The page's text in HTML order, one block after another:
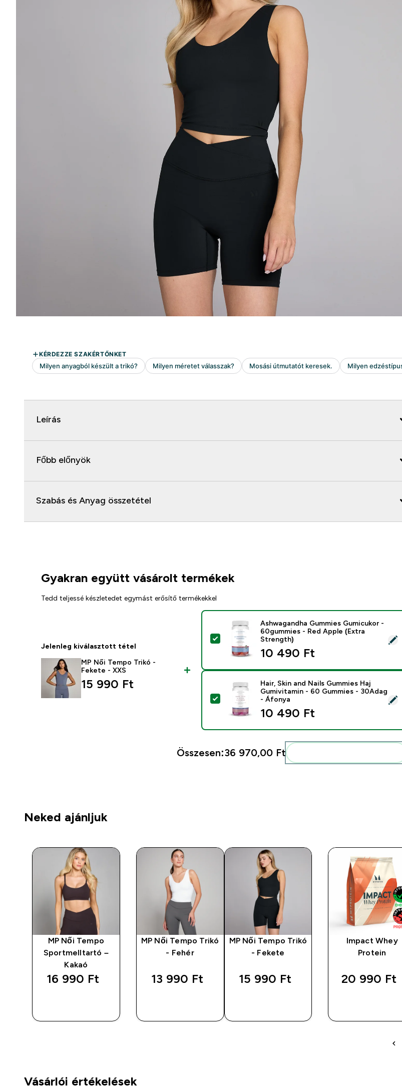
Leírás
Főbb előnyök
Szabás és Anyag összetétel
Gyakran együtt vásárolt termékek
Tedd teljessé készletedet egymást erősítő termékekkel
Jelenleg kiválasztott tétel
MP Női Tempo Trikó -
Fekete - XXS
15 990 Ft‎
Termék kiválasztása - Ashwagandha Gummies
Ashwagandha Gummies Gumicukor -
60gummies - Red Apple (Extra
Strength)
10 490 Ft‎
Termék kiválasztása - Hair, Skin and Nails
Hair, Skin and Nails Gummies Haj
Gumivitamin - 60 Gummies - 30Adag
- Áfonya
10 490 Ft‎
Összesen:36 970,00 Ft‎
Neked ajánljuk
MP Női Tempo
Sportmelltartó –
Kakaó
16 990 Ft‎
MP Női Tempo Trikó
- Fehér
13 990 Ft‎
MP Női Tempo Trikó
- Fekete
15 990 Ft‎
Impact Whey
Protein
20 990 Ft‎
Vásárlói értékelések